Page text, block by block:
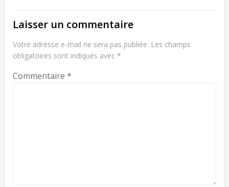
Laisser un commentaire
Votre adresse e-mail ne sera pas publiée. Les champs
obligatoires sont indiqués avec *
Commentaire *